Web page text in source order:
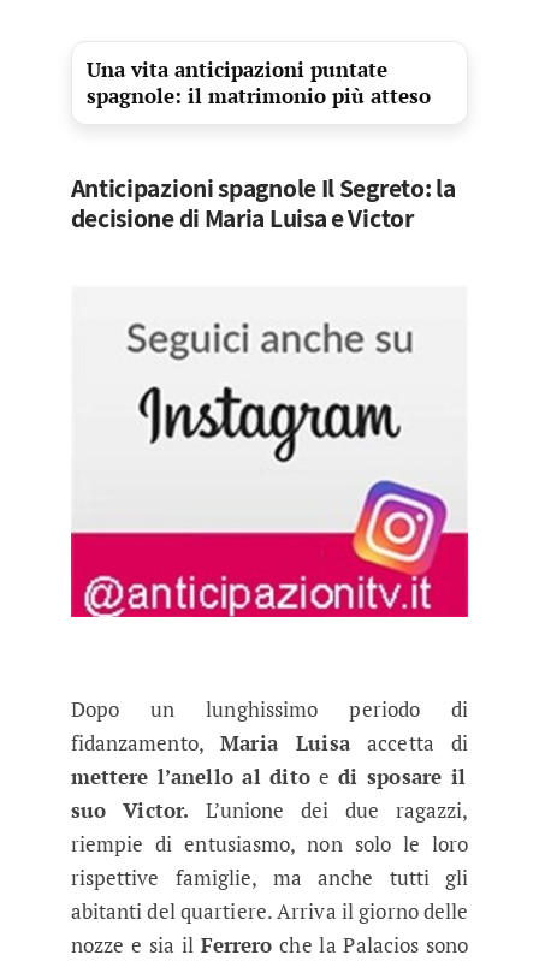
Una vita anticipazioni puntate
spagnole: il matrimonio più atteso
Anticipazioni spagnole Il Segreto: la
decisione di Maria Luisa e Victor
Dopo un lunghissimo periodo di
fidanzamento,Maria Luisaaccetta di
mettere l’anello al ditoe di sposare il
suo Victor. L’unione dei due ragazzi,
riempie di entusiasmo, non solo le loro
rispettive famiglie, ma anche tutti gli
abitanti del quartiere. Arriva il giorno delle
nozze e sia il Ferrero che la Palacios sono